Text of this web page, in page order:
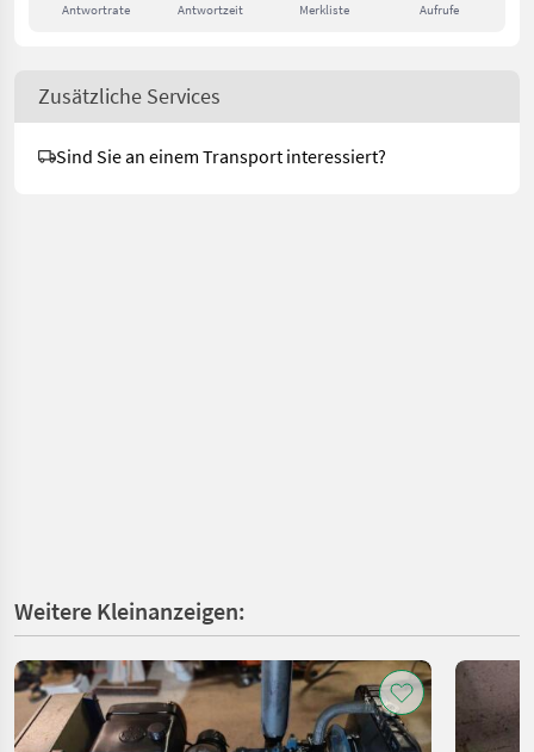
Antwortrate Antwortzeit Merkliste Aufrufe
Zusätzliche Services
Sind Sie an einem Transport interessiert?
Weitere Kleinanzeigen: